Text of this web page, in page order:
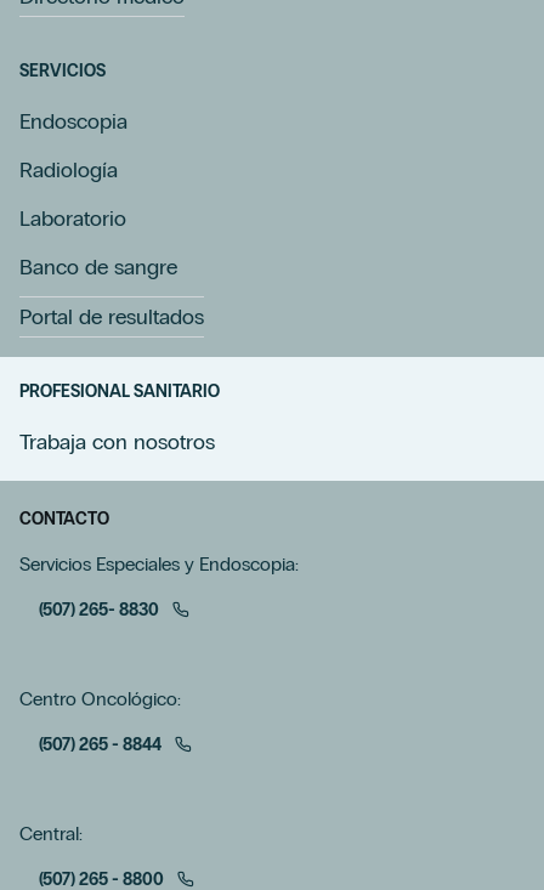
SERVICIOS
Endoscopia
Radiología
Laboratorio
Banco de sangre
Portal de resultados
PROFESIONAL SANITARIO
Trabaja con nosotros
CONTACTO
Servicios Especiales y Endoscopia:
(507) 265- 8830
Centro Oncológico:
(507) 265 - 8844
Central:
(507) 265 - 8800